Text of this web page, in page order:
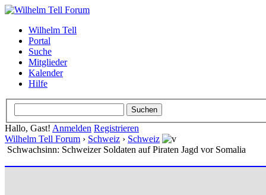
Wilhelm Tell
Portal
Suche
Mitglieder
Kalender
Hilfe
Hallo, Gast! Anmelden Registrieren
Wilhelm Tell Forum › Schweiz › Schweiz
Schwachsinn: Schweizer Soldaten auf Piraten Jagd vor Somalia